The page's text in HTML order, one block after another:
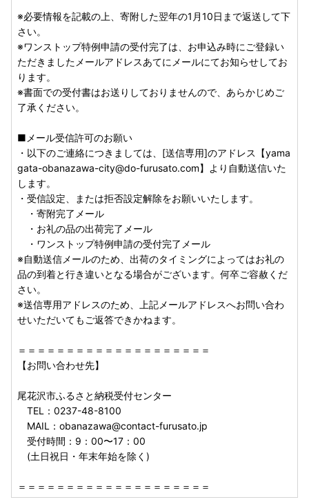
※必要情報を記載の上、寄附した翌年の1月10日まで返送して下
さい。
※ワンストップ特例申請の受付完了は、お申込み時にご登録い
ただきましたメールアドレスあてにメールにてお知らせしてお
ります。
※書面での受付書はお送りしておりませんので、あらかじめご
了承ください。
■メール受信許可のお願い
・以下のご連絡につきましては、[送信専用]のアドレス【yama
gata-obanazawa-city@do-furusato.com】より自動送信いた
します。
・受信設定、または拒否設定解除をお願いいたします。
・寄附完了メール
・お礼の品の出荷完了メール
・ワンストップ特例申請の受付完了メール
※自動送信メールのため、出荷のタイミングによってはお礼の
品の到着と行き違いとなる場合がございます。何卒ご容赦くだ
さい。
※送信専用アドレスのため、上記メールアドレスへお問い合わ
せいただいてもご返答できかねます。
＝＝＝＝＝＝＝＝＝＝＝＝＝＝＝＝＝＝＝＝
【お問い合わせ先】
尾花沢市ふるさと納税受付センター
TEL：0237-48-8100
MAIL：obanazawa@contact-furusato.jp
受付時間：9：00〜17：00
(土日祝日・年末年始を除く)
＝＝＝＝＝＝＝＝＝＝＝＝＝＝＝＝＝＝＝＝